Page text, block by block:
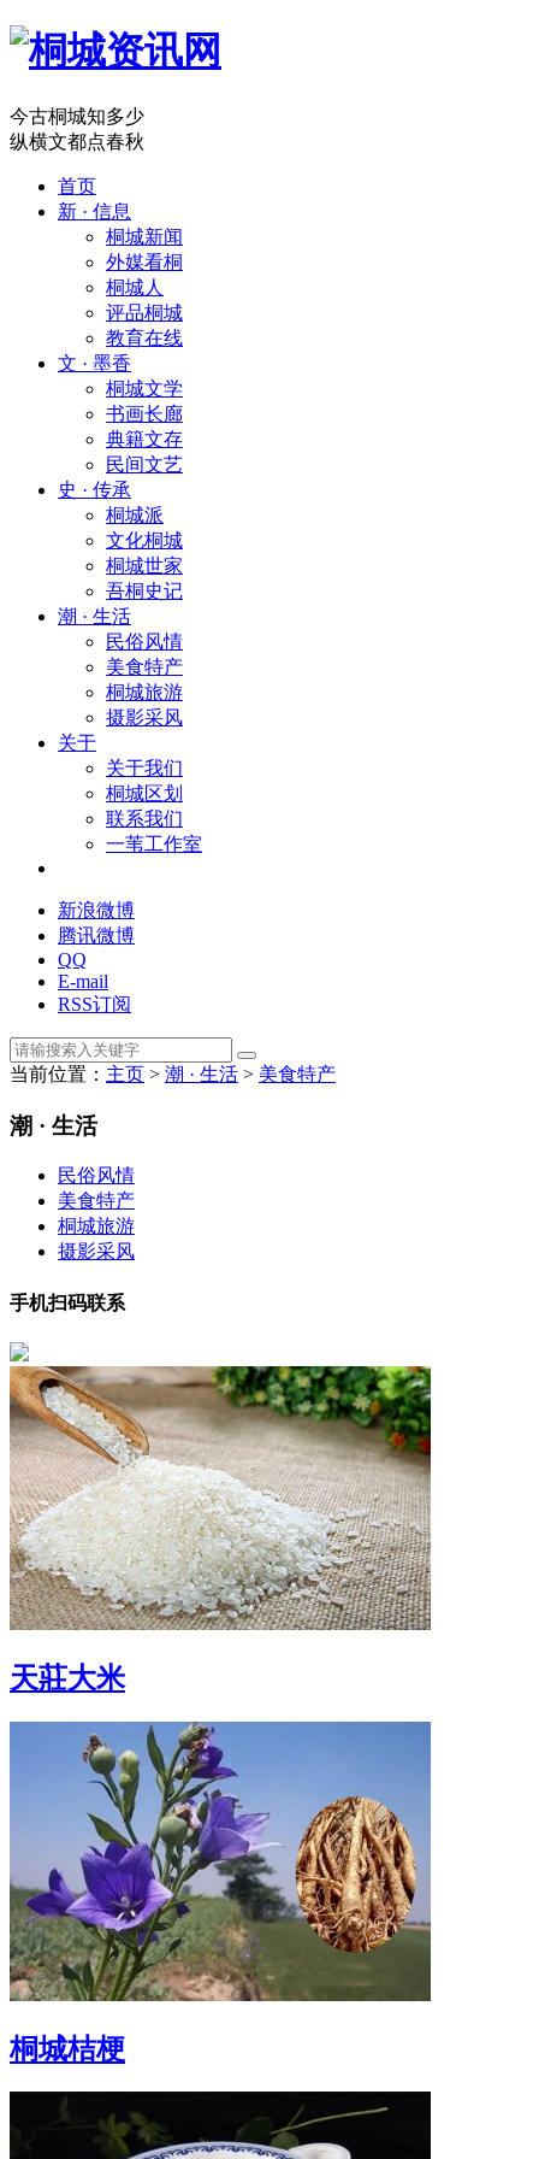
今古桐城知多少
纵横文都点春秋
首页
新 · 信息
桐城新闻
外媒看桐
桐城人
评品桐城
教育在线
文 · 墨香
桐城文学
书画长廊
典籍文存
民间文艺
史 · 传承
桐城派
文化桐城
桐城世家
吾桐史记
潮 · 生活
民俗风情
美食特产
桐城旅游
摄影采风
关于
关于我们
桐城区划
联系我们
一苇工作室
新浪微博
腾讯微博
QQ
E-mail
RSS订阅
当前位置： 主页 > 潮 · 生活 > 美食特产
潮 · 生活
民俗风情
美食特产
桐城旅游
摄影采风
手机扫码联系
天莊大米
桐城桔梗